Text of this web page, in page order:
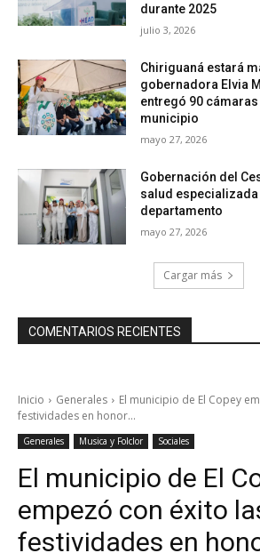
durante 2025
julio 3, 2026
Chiriguaná estará
gobernadora Elvia
entregó 90
municipio
mayo 27, 2026
Gobernación del
salud especializada
departamento
mayo 27, 2026
Cargar más
COMENTARIOS RECIENTES